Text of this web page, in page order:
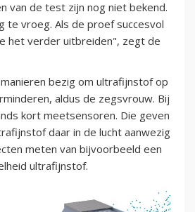
van de test zijn nog niet bekend.
te vroeg. Als de proef succesvol
het verder uitbreiden", zegt de
bezig om ultrafijnstof op
aldus de zegsvrouw. Bij
kort meetsensoren. Die geven
daar in de lucht aanwezig
meten van bijvoorbeeld een
ultrafijnstof.